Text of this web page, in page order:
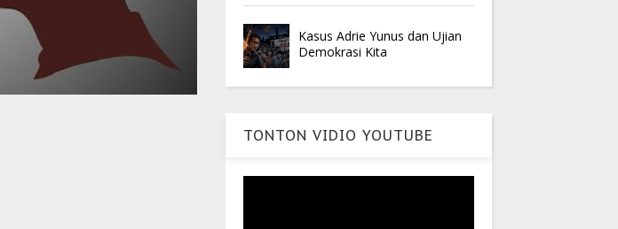
Kasus Adrie Yunus dan Ujian
Demokrasi Kita
TONTON VIDIO YOUTUBE